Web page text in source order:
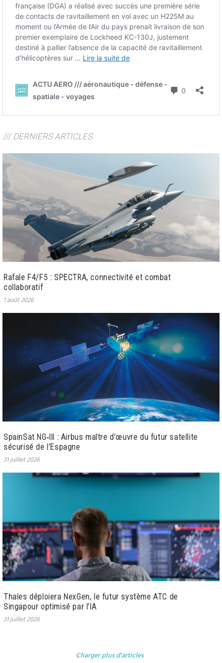
/// DERNIERS ARTICLES
Rafale F4/F5 : SPECTRA, connectivité et combat
collaboratif
1 août 2026
SpainSat NG‑III : Airbus maître d’œuvre du futur satellite
sécurisé de l’Espagne
31 juillet 2026
Thales déploiera NexGen, le futur système ATC de
Singapour optimisé par l’IA
31 juillet 2026
Charger plus d'articles